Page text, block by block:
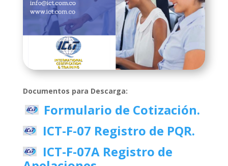
Documentos para Descarga:
Formulario de Cotización.
ICT-F-07 Registro de PQR.
ICT-F-07A Registro de